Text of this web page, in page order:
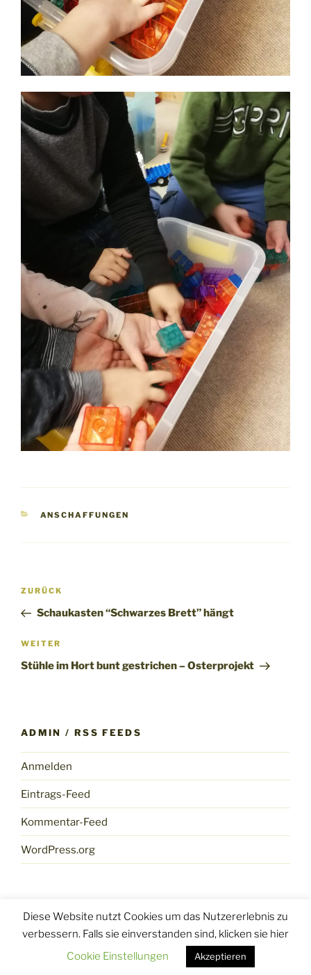
KATEGORIEN
ANSCHAFFUNGEN
Beitragsnavigation
Vorheriger
Beitrag
ZURÜCK
Schaukasten “Schwarzes Brett” hängt
Nächster
Beitrag
WEITER
Stühle im Hort bunt gestrichen – Osterprojekt
ADMIN / RSS FEEDS
Anmelden
Eintrags-Feed
Kommentar-Feed
WordPress.org
Stolz präsentiert von WordPress
Diese Website nutzt Cookies um das Nutzererlebnis zu
verbessern. Falls sie einverstanden sind, klicken sie hier
Cookie Einstellungen
Akzeptieren